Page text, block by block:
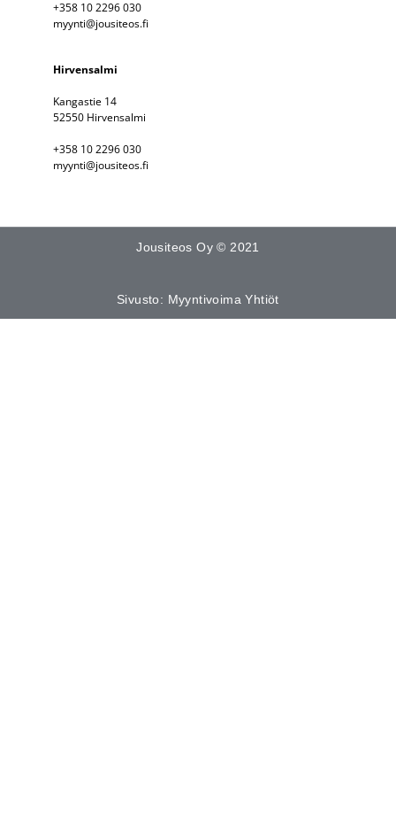
+358 10 2296 030
myynti@jousiteos.fi
Hirvensalmi
Kangastie 14
52550 Hirvensalmi
+358 10 2296 030
myynti@jousiteos.fi
Jousiteos Oy © 2021
Sivusto: Myyntivoima Yhtiöt